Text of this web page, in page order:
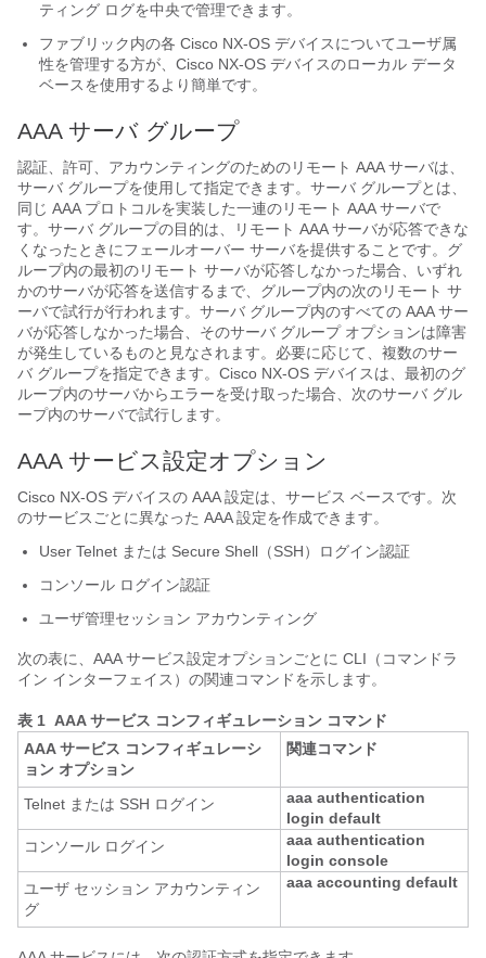
ティング ログを中央で管理できます。
ファブリック内の各 Cisco NX-OS デバイスについてユーザ属
性を管理する方が、 Cisco NX-OS デバイスのローカル データ
ベースを使用するより簡単です。
AAA サーバ グループ
認証、許可、アカウンティングのためのリモート AAA サーバは、
サーバ グループを使用して指定できます。サーバ グループとは、
同じ AAA プロトコルを実装した一連のリモート AAA サーバで
す。サーバ グループの目的は、リモート AAA サーバが応答できな
くなったときにフェールオーバー サーバを提供することです。グ
ループ内の最初のリモート サーバが応答しなかった場合、いずれ
かのサーバが応答を送信するまで、グループ内の次のリモート サ
ーバで試行が行われます。サーバ グループ内のすべての AAA サー
バが応答しなかった場合、そのサーバ グループ オプションは障害
が発生しているものと見なされます。必要に応じて、複数のサー
バ グループを指定できます。 Cisco NX-OS デバイスは、最初のグ
ループ内のサーバからエラーを受け取った場合、次のサーバ グル
ープ内のサーバで試行します。
AAA サービス設定オプション
Cisco NX-OS デバイスの AAA 設定は、サービス ベースです。次
のサービスごとに異なった AAA 設定を作成できます。
User Telnet または Secure Shell（SSH）ログイン認証
コンソール ログイン認証
ユーザ管理セッション アカウンティング
次の表に、AAA サービス設定オプションごとに CLI（コマンドラ
イン インターフェイス）の関連コマンドを示します。
表 1 AAA サービス コンフィギュレーション コマンド
AAA サービス コンフィギュレーシ
ョン オプション
関連コマンド
Telnet または SSH ログイン
aaa authentication
login default
コンソール ログイン
aaa authentication
login console
ユーザ セッション アカウンティン
グ
aaa accounting default